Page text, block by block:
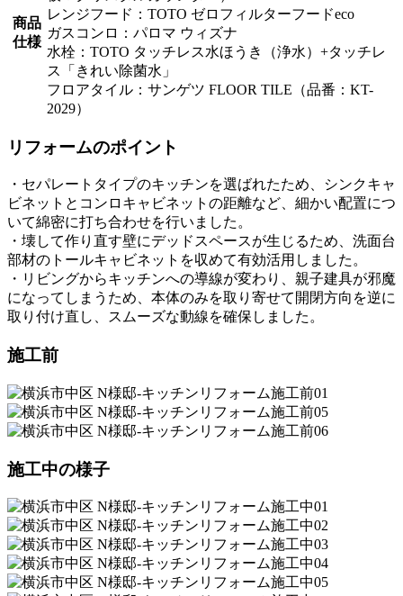
商品
仕様
レンジフード：TOTO ゼロフィルターフードeco
ガスコンロ：パロマ ウィズナ
水栓：TOTO タッチレス水ほうき（浄水）+タッチレ
ス「きれい除菌水」
フロアタイル：サンゲツ FLOOR TILE（品番：KT-
2029）
リフォームのポイント
・セパレートタイプのキッチンを選ばれたため、シンクキャ
ビネットとコンロキャビネットの距離など、細かい配置につ
いて綿密に打ち合わせを行いました。
・壊して作り直す壁にデッドスペースが生じるため、洗面台
部材のトールキャビネットを収めて有効活用しました。
・リビングからキッチンへの導線が変わり、親子建具が邪魔
になってしまうため、本体のみを取り寄せて開閉方向を逆に
取り付け直し、スムーズな動線を確保しました。
施工前
施工中の様子